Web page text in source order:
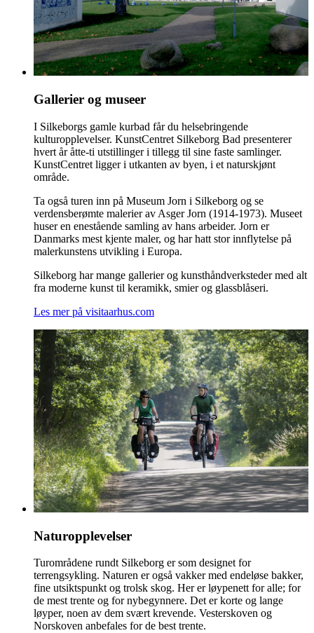
Gallerier og museer
I Silkeborgs gamle kurbad får du helsebringende
kulturopplevelser. KunstCentret Silkeborg Bad presenterer
hvert år åtte-ti utstillinger i tillegg til sine faste samlinger.
KunstCentret ligger i utkanten av byen, i et naturskjønt
område.
Ta også turen inn på Museum Jorn i Silkeborg og se
verdensberømte malerier av Asger Jorn (1914-1973). Museet
huser en enestående samling av hans arbeider. Jorn er
Danmarks mest kjente maler, og har hatt stor innflytelse på
malerkunstens utvikling i Europa.
Silkeborg har mange gallerier og kunsthåndverksteder med alt
fra moderne kunst til keramikk, smier og glassblåseri.
Les mer på visitaarhus.com
Naturopplevelser
Turområdene rundt Silkeborg er som designet for
terrengsykling. Naturen er også vakker med endeløse bakker,
fine utsiktspunkt og trolsk skog. Her er løypenett for alle; for
de mest trente og for nybegynnere. Det er korte og lange
løyper, noen av dem svært krevende. Vesterskoven og
Norskoven anbefales for de best trente.